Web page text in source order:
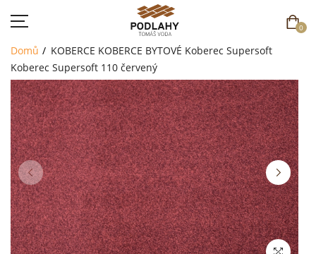
0
DOMŮ
SORTIMENT
AKCE
CENÍK
REFERENCE
Domů KOBERCE KOBERCE BYTOVÉ Koberec Supersoft
Koberec Supersoft 110 červený